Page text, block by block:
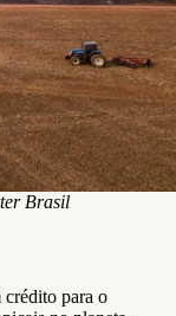
Brasil
crédito para o